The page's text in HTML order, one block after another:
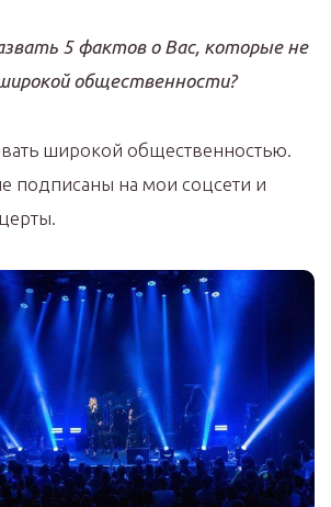
5 фактов о Вас, которые не
общественности?
широкой общественностью.
подписаны на мои соцсети и